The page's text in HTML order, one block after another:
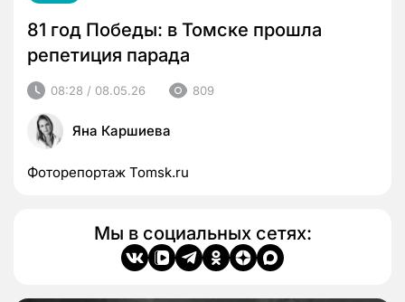
81 год Победы: в Томске прошла
репетиция парада
08:28 / 08.05.26 809
Яна Каршиева
Фоторепортаж Tomsk.ru
Мы в социальных сетях: